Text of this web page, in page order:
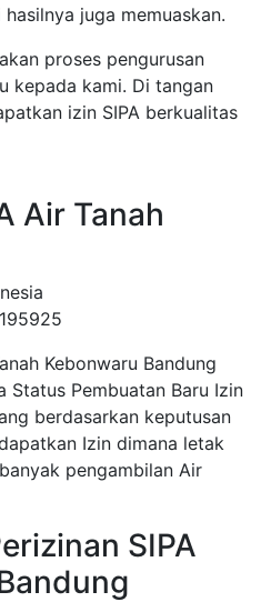
juga memuaskan.
proses pengurusan
kepada kami. Di tangan
izin SIPA berkualitas
Air Tanah
Kebonwaru Bandung
Status Pembuatan Baru Izin
berdasarkan keputusan
Izin dimana letak
pengambilan Air
SIPA